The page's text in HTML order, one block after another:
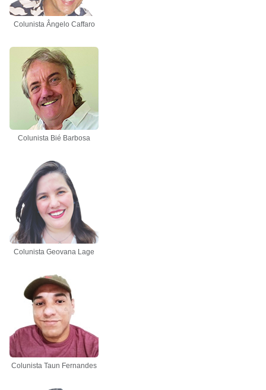
Colunista Ângelo Caffaro
Colunista Bié Barbosa
Colunista Geovana Lage
Colunista Taun Fernandes